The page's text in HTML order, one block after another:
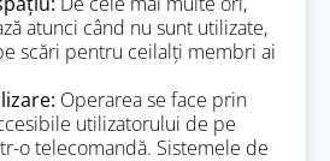
atunci când nu sunt utilizate,
scări pentru ceilalți membri ai
Operarea se face prin
utilizatorului de pe
o telecomandă. Sistemele de